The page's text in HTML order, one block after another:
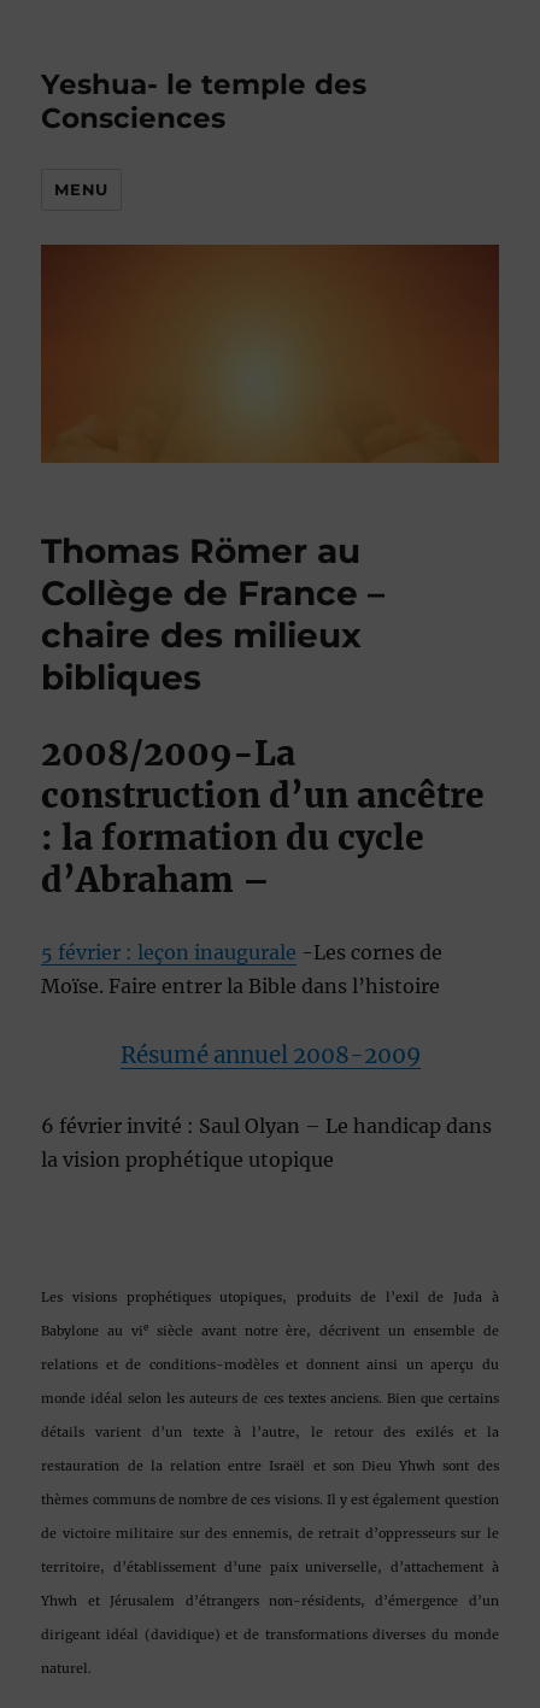
Yeshua- le temple des
Consciences
MENU
Thomas Römer au
Collège de France –
chaire des milieux
bibliques
2008/2009-La
construction d’un ancêtre
: la formation du cycle
d’Abraham –
5 février : leçon inaugurale -Les cornes de
Moïse. Faire entrer la Bible dans l’histoire
Résumé annuel 2008-2009
6 février invité : Saul Olyan – Le handicap dans
la vision prophétique utopique
Les visions prophétiques utopiques, produits de l’exil de Juda à
Babylone au vie siècle avant notre ère, décrivent un ensemble de
relations et de conditions-modèles et donnent ainsi un aperçu du
monde idéal selon les auteurs de ces textes anciens. Bien que certains
détails varient d’un texte à l’autre, le retour des exilés et la
restauration de la relation entre Israël et son Dieu Yhwh sont des
thèmes communs de nombre de ces visions. Il y est également question
de victoire militaire sur des ennemis, de retrait d’oppresseurs sur le
territoire, d’établissement d’une paix universelle, d’attachement à
Yhwh et Jérusalem d’étrangers non-résidents, d’émergence d’un
dirigeant idéal (davidique) et de transformations diverses du monde
naturel.